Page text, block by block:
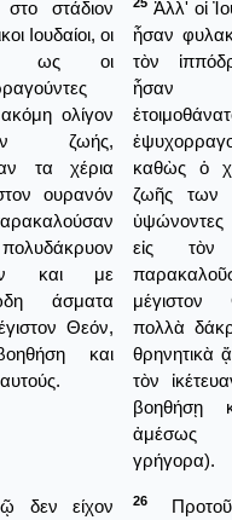
στάδιον
Ιουδαίοι, οι
ως οι
ολίγον
ζωής,
τα χέρια
ουρανόν
και με
άσματα
Θεόν,
και
Ἀλλ' οἱ
ἦσαν
τὸν
ἦσαν
καθὼς ὁ
ζωῆς των
εἰς τὸν
πολλὰ
θρηνητικὰ
τὸν
βοηθήσῃ
γρήγορα).
δεν είχον
26